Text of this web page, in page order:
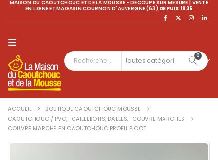
MAISON DU CAOUTCHOUC ET DE LA MOUSSE - DECOUPE SUR MESURE | VENTE
EN LIGNE ET MAGASIN COURNON D'AUVERGNE (63) DEPUIS 1935
0
ACCUEIL
BOUTIQUE CAOUTCHOUC MOUSSE
CAOUTCHOUC / PVC, CAILLEBOTIS, DALLES,
COUVRE MARCHES
COUVRE MARCHE EN CAOUTCHOUC PROFIL PICOT